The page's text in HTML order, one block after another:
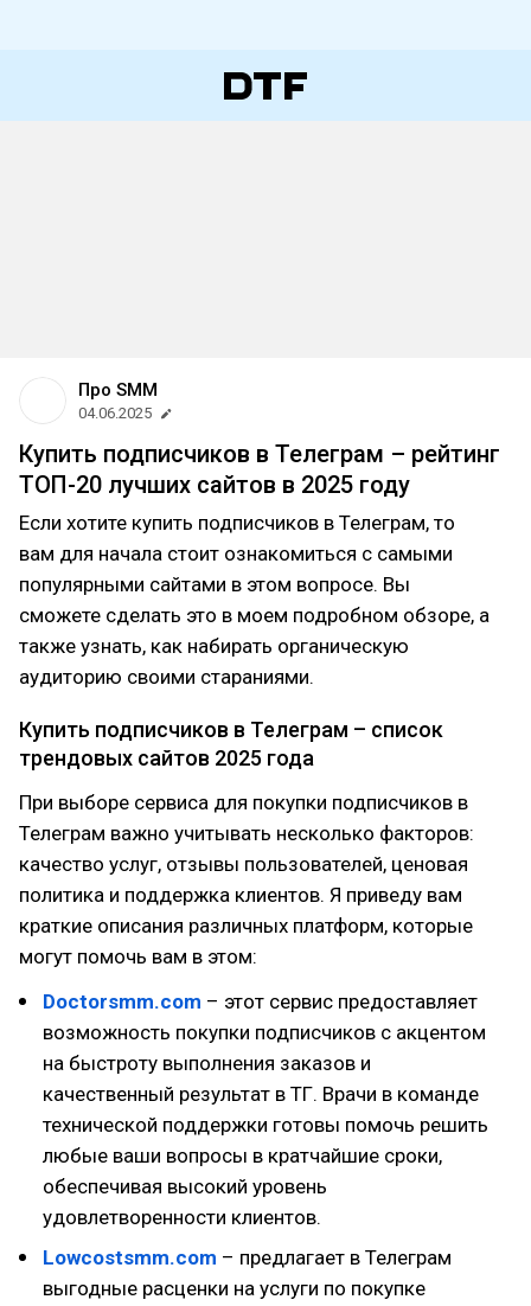
Про SMM
04.06.2025
Купить подписчиков в Телеграм – рейтинг
ТОП-20 лучших сайтов в 2025 году
Если хотите купить подписчиков в Телеграм, то
вам для начала стоит ознакомиться с самыми
популярными сайтами в этом вопросе. Вы
сможете сделать это в моем подробном обзоре, а
также узнать, как набирать органическую
аудиторию своими стараниями.
Купить подписчиков в Телеграм – список
трендовых сайтов 2025 года
При выборе сервиса для покупки подписчиков в
Телеграм важно учитывать несколько факторов:
качество услуг, отзывы пользователей, ценовая
политика и поддержка клиентов. Я приведу вам
краткие описания различных платформ, которые
могут помочь вам в этом:
Doctorsmm.com – этот сервис предоставляет
возможность покупки подписчиков с акцентом
на быстроту выполнения заказов и
качественный результат в ТГ. Врачи в команде
технической поддержки готовы помочь решить
любые ваши вопросы в кратчайшие сроки,
обеспечивая высокий уровень
удовлетворенности клиентов.
Lowcostsmm.com – предлагает в Телеграм
выгодные расценки на услуги по покупке